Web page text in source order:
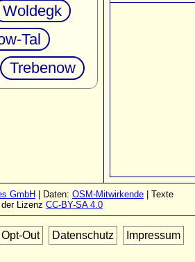
Woldegk
Tal
Trebenow
GmbH | Daten: OSM-Mitwirkende | Texte
Lizenz CC-BY-SA 4.0
Opt-Out Datenschutz Impressum